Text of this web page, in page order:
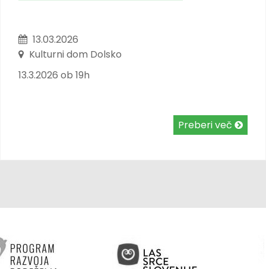
13.03.2026
Kulturni dom Dolsko
13.3.2026 ob 19h
Preberi več